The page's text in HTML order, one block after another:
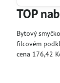
filtru
fulltextem
TOP
Bytový
filcovém
cena 176,42